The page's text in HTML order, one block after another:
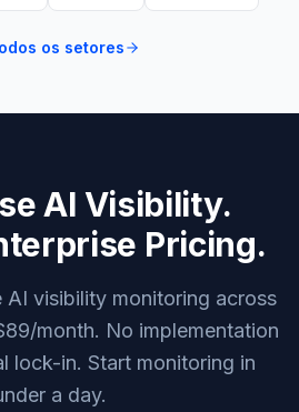
os setores
AI Visibility.
Pricing.
AI visibility monitoring across
month. No implementation
lock-in. Start monitoring in
a day.